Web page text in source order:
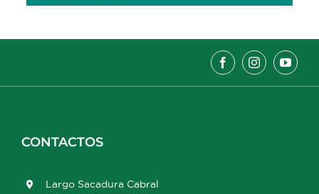
CONTACTOS
Largo Sacadura Cabral